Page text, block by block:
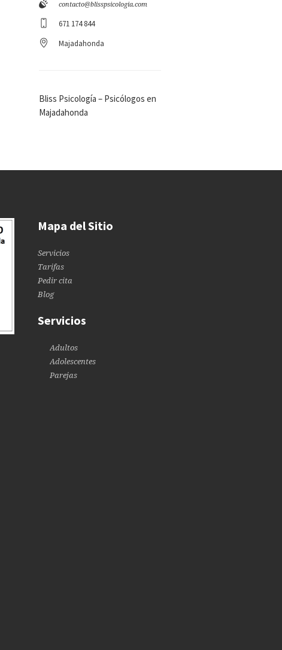
contacto@blisspsicologia.com
671 174 844
Majadahonda
Bliss Psicología – Psicólogos en
Majadahonda
Mapa del Sitio
Servicios
Tarifas
Pedir cita
Blog
Servicios
Adultos
Adolescentes
Parejas